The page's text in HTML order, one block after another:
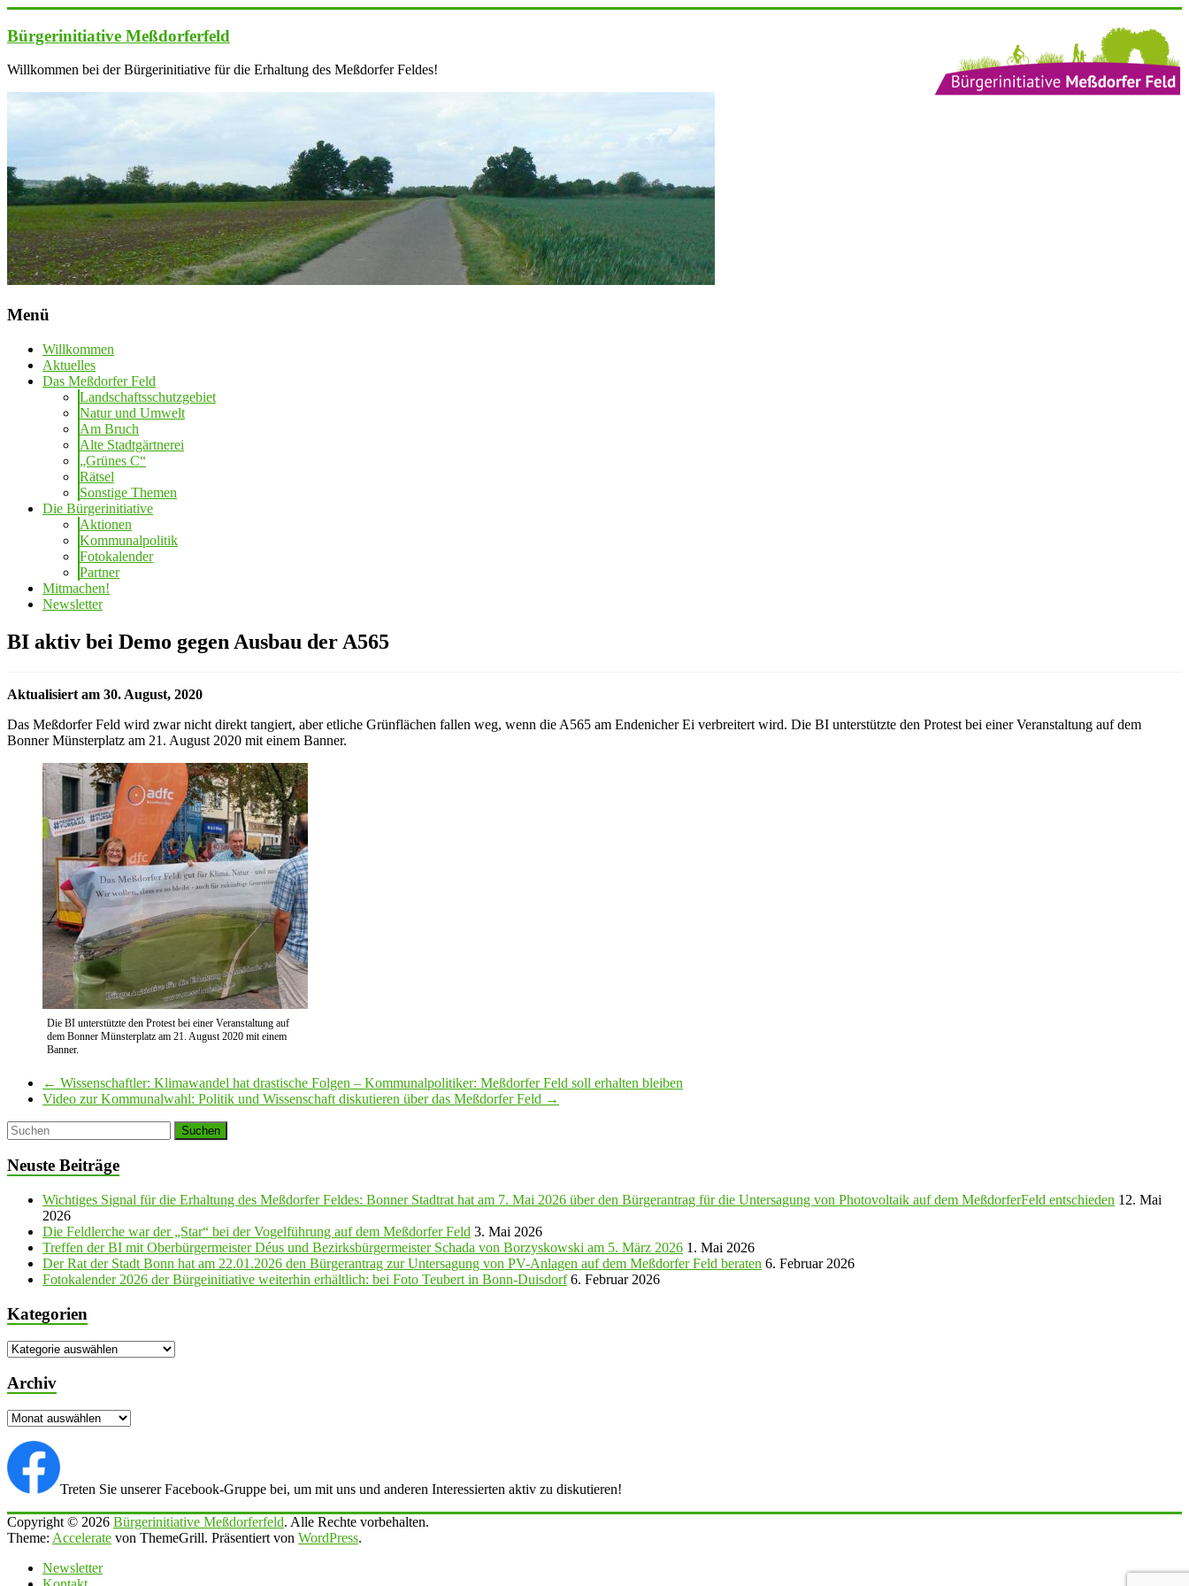
Inhalt
springen
Bürgerinitiative Meßdorferfeld
Willkommen bei der Bürgerinitiative für die Erhaltung des Meßdorfer Feldes!
Menü
Willkommen
Aktuelles
Das Meßdorfer Feld
Landschaftsschutzgebiet
Natur und Umwelt
Am Bruch
Alte Stadtgärtnerei
„Grünes C“
Rätsel
Sonstige Themen
Die Bürgerinitiative
Aktionen
Kommunalpolitik
Fotokalender
Partner
Mitmachen!
Newsletter
BI aktiv bei Demo gegen Ausbau der A565
Aktualisiert am 30. August, 2020
Das Meßdorfer Feld wird zwar nicht direkt tangiert, aber etliche Grünflächen fallen weg, wenn die A565 am Endenicher Ei verbreitert wird. Die BI unterstützte den Protest bei einer Veranstaltung auf dem
Bonner Münsterplatz am 21. August 2020 mit einem Banner.
Die BI unterstützte den Protest bei einer Veranstaltung auf
dem Bonner Münsterplatz am 21. August 2020 mit einem
Banner.
← Wissenschaftler: Klimawandel hat drastische Folgen – Kommunalpolitiker: Meßdorfer Feld soll erhalten bleiben
Video zur Kommunalwahl: Politik und Wissenschaft diskutieren über das Meßdorfer Feld →
Neuste Beiträge
Wichtiges Signal für die Erhaltung des Meßdorfer Feldes: Bonner Stadtrat hat am 7. Mai 2026 über den Bürgerantrag für die Untersagung von Photovoltaik auf dem MeßdorferFeld entschieden 12. Mai
2026
Die Feldlerche war der „Star“ bei der Vogelführung auf dem Meßdorfer Feld 3. Mai 2026
Treffen der BI mit Oberbürgermeister Déus und Bezirksbürgermeister Schada von Borzyskowski am 5. März 2026 1. Mai 2026
Der Rat der Stadt Bonn hat am 22.01.2026 den Bürgerantrag zur Untersagung von PV-Anlagen auf dem Meßdorfer Feld beraten 6. Februar 2026
Fotokalender 2026 der Bürgeinitiative weiterhin erhältlich: bei Foto Teubert in Bonn-Duisdorf 6. Februar 2026
Kategorien
Kategorien
Archiv
Archiv
Treten Sie unserer Facebook-Gruppe bei, um mit uns und anderen Interessierten aktiv zu diskutieren!
Copyright © 2026 Bürgerinitiative Meßdorferfeld. Alle Rechte vorbehalten.
Theme: Accelerate von ThemeGrill. Präsentiert von WordPress.
Newsletter